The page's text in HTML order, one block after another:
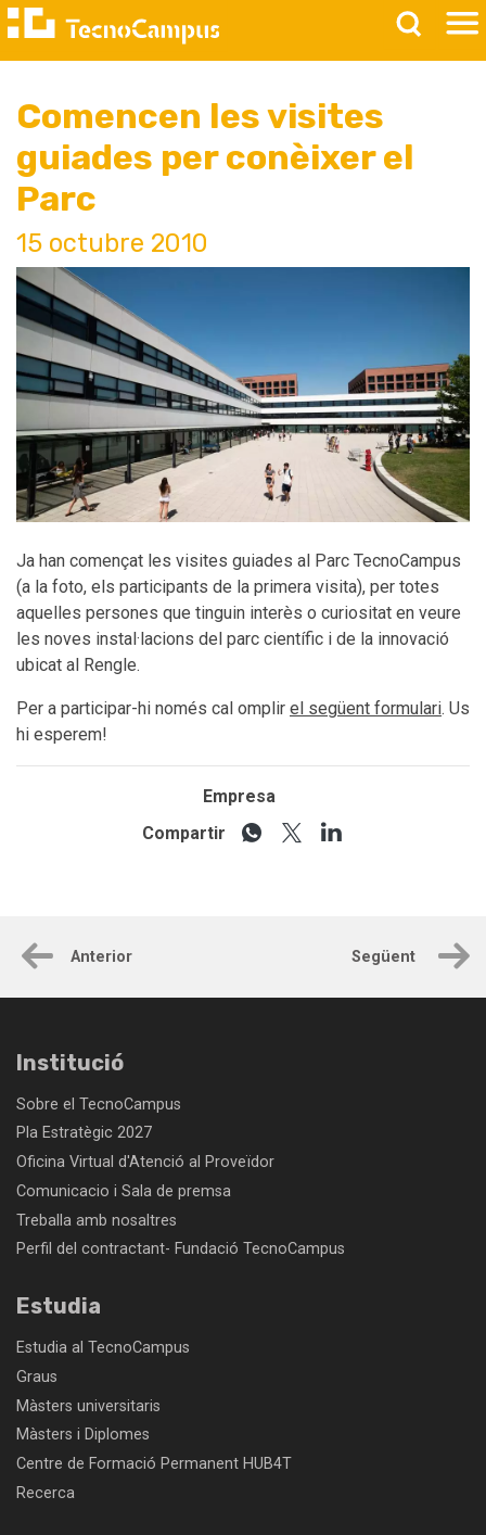
Comencen les visites
guiades per conèixer el
Parc
15 octubre 2010
Ja han començat les visites guiades al Parc TecnoCampus
(a la foto, els participants de la primera visita), per totes
aquelles persones que tinguin interès o curiositat en veure
les noves instal·lacions del parc científic i de la innovació
ubicat al Rengle.
Per a participar-hi només cal omplir el següent formulari. Us
hi esperem!
Empresa
Compartir
Anterior Següent
Institució
Sobre el TecnoCampus
Pla Estratègic 2027
Oficina Virtual d'Atenció al Proveïdor
Comunicacio i Sala de premsa
Treballa amb nosaltres
Perfil del contractant- Fundació TecnoCampus
Estudia
Estudia al TecnoCampus
Graus
Màsters universitaris
Màsters i Diplomes
Centre de Formació Permanent HUB4T
Recerca